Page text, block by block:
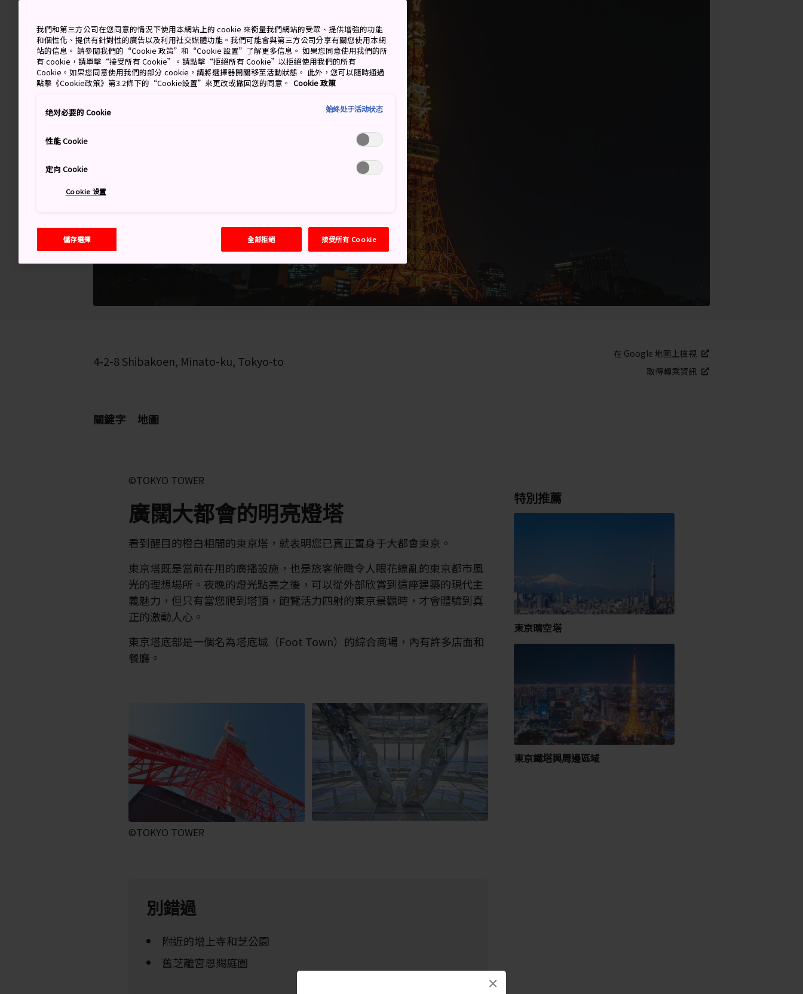
×
4-2-8 Shibakoen, Minato-ku, Tokyo-to
在 Google 地圖上檢視
取得轉乘資訊
關鍵字 地圖
©TOKYO TOWER
廣闊大都會的明亮燈塔
看到醒目的橙白相間的東京塔，就表明您已真正置身于大都會東京。
東京塔既是當前在用的廣播設施，也是旅客俯瞰令人眼花繚亂的東京都市風
光的理想場所。夜晚的燈光點亮之後，可以從外部欣賞到這座建築的現代主
義魅力，但只有當您爬到塔頂，飽覽活力四射的東京景觀時，才會體驗到真
正的激動人心。
東京塔底部是一個名為塔底城（Foot Town）的綜合商場，內有許多店面和
餐廳。
©TOKYO TOWER
別錯過
附近的增上寺和芝公園
舊芝離宮恩賜庭園
特別推薦
東京晴空塔
東京鐵塔與周邊區域
我們和第三方公司在您同意的情況下使用本網站上的 cookie 來衡量我們網站的受眾、提供增強的功能
和個性化、提供有針對性的廣告以及利用社交媒體功能。我們可能會與第三方公司分享有關您使用本網
站的信息。 請參閱我們的“Cookie 政策”和“Cookie 設置”了解更多信息。 如果您同意使用我們的所
有 cookie，請單擊“接受所有 Cookie”。請點擊“拒絕所有 Cookie”以拒絕使用我們的所有
Cookie。如果您同意使用我們的部分 cookie，請將選擇器開關移至活動狀態。 此外，您可以隨時通過
點擊《Cookie政策》第3.2條下的“Cookie設置”來更改或撤回您的同意。 Cookie 政策
绝对必要的 Cookie 始终处于活动状态
性能 Cookie
定向 Cookie
Cookie 设置
儲存選擇 全部拒絕 接受所有 Cookie